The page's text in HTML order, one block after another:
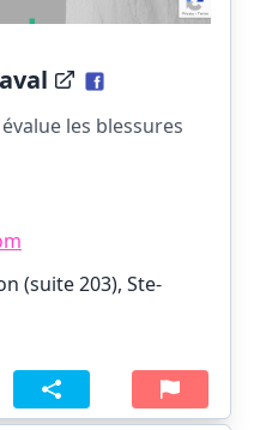
les blessures
(suite 203), Ste-